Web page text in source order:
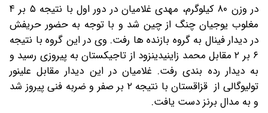
در وزن ۸۰ کیلوگرم، مهدی غلامیان در دور اول با نتیجه ۵ بر ۴
مغلوب یوجیان چنگ از چین شد و با توجه به حضور حریفش
در دیدار فینال به گروه بازنده ها رفت. وی در این گروه با نتیجه
۶ بر ۲ مقابل محمد زاینیدینزود از تاجیکستان به پیروزی رسید و
به دیدار رده بندی رفت. غلامیان در این دیدار مقابل علینور
تولیوگالی از قزاقستان با نتیجه ۲ بر صفر و ضربه فنی پیروز شد
و به مدال برنز دست یافت.